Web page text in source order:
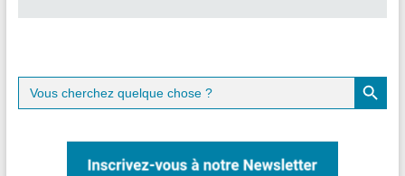
Search
for:
Search Button